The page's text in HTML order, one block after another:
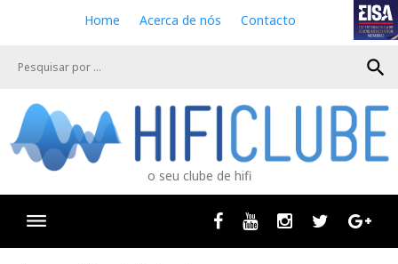
e
Home Acerca de nós Contacto
search
o seu clube de hifi
Facebook
Youtube InstagramTwitter